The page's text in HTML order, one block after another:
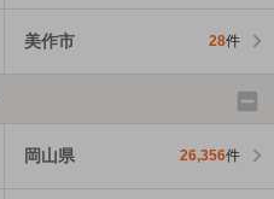
美作市 28件
岡山県 26,356件